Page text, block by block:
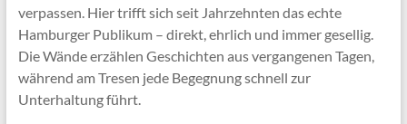
verpassen. Hier trifft sich seit Jahrzehnten das echte
Hamburger Publikum – direkt, ehrlich und immer gesellig.
Die Wände erzählen Geschichten aus vergangenen Tagen,
während am Tresen jede Begegnung schnell zur
Unterhaltung führt.